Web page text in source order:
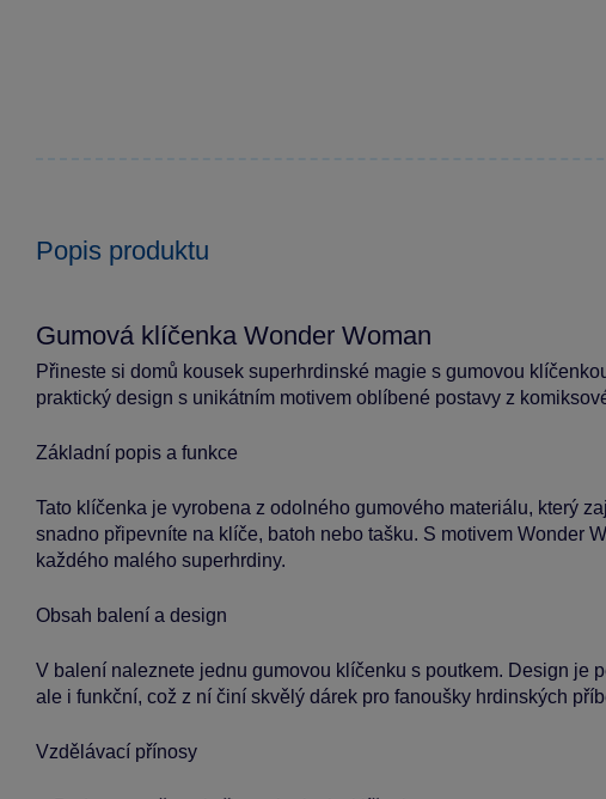
Popis produktu
Gumová klíčenka Wonder Woman
Přineste si domů kousek superhrdinské magie s gumovou
praktický design s unikátním motivem oblíbené postavy z
Základní popis a funkce
Tato klíčenka je vyrobena z odolného gumového materiálu, který
snadno připevníte na klíče, batoh nebo tašku. S motivem Wonder
každého malého superhrdiny.
Obsah balení a design
V balení naleznete jednu gumovou klíčenku s poutkem. Design je
ale i funkční, což z ní činí skvělý dárek pro fanoušky hrdinských
Vzdělávací přínosy